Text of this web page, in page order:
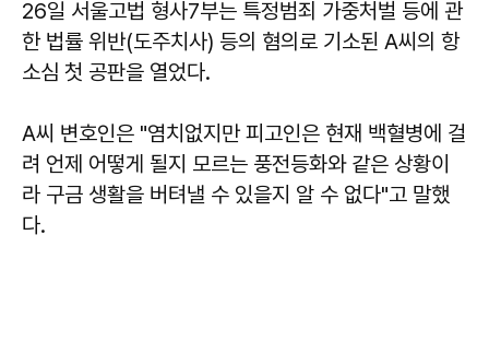
26일 서울고법 형사7부는 특정범죄 가중처벌 등에 관
한 법률 위반(도주치사) 등의 혐의로 기소된 A씨의 항
소심 첫 공판을 열었다.
A씨 변호인은 "염치없지만 피고인은 현재 백혈병에 걸
려 언제 어떻게 될지 모르는 풍전등화와 같은 상황이
라 구금 생활을 버텨낼 수 있을지 알 수 없다"고 말했
다.